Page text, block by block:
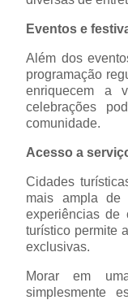
Eventos e
Além dos
programação
enriquecem a
celebrações
comunidade.
Acesso a
Cidades
mais ampla de
experiências de
turístico permite
exclusivas.
Morar em
simplesmente